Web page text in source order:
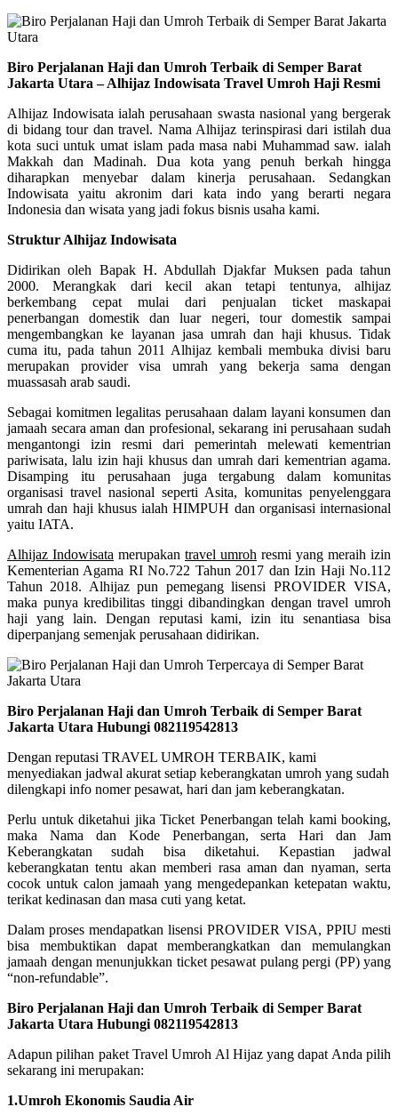
Biro Perjalanan Haji dan Umroh Terbaik di Semper Barat
Jakarta Utara – Alhijaz Indowisata Travel Umroh Haji Resmi
Alhijaz Indowisata ialah perusahaan swasta nasional yang bergerak
di bidang tour dan travel. Nama Alhijaz terinspirasi dari istilah dua
kota suci untuk umat islam pada masa nabi Muhammad saw. ialah
Makkah dan Madinah. Dua kota yang penuh berkah hingga
diharapkan menyebar dalam kinerja perusahaan. Sedangkan
Indowisata yaitu akronim dari kata indo yang berarti negara
Indonesia dan wisata yang jadi fokus bisnis usaha kami.
Struktur Alhijaz Indowisata
Didirikan oleh Bapak H. Abdullah Djakfar Muksen pada tahun
2000. Merangkak dari kecil akan tetapi tentunya, alhijaz
berkembang cepat mulai dari penjualan ticket maskapai
penerbangan domestik dan luar negeri, tour domestik sampai
mengembangkan ke layanan jasa umrah dan haji khusus. Tidak
cuma itu, pada tahun 2011 Alhijaz kembali membuka divisi baru
merupakan provider visa umrah yang bekerja sama dengan
muassasah arab saudi.
Sebagai komitmen legalitas perusahaan dalam layani konsumen dan
jamaah secara aman dan profesional, sekarang ini perusahaan sudah
mengantongi izin resmi dari pemerintah melewati kementrian
pariwisata, lalu izin haji khusus dan umrah dari kementrian agama.
Disamping itu perusahaan juga tergabung dalam komunitas
organisasi travel nasional seperti Asita, komunitas penyelenggara
umrah dan haji khusus ialah HIMPUH dan organisasi internasional
yaitu IATA.
Alhijaz Indowisata merupakan travel umroh resmi yang meraih izin
Kementerian Agama RI No.722 Tahun 2017 dan Izin Haji No.112
Tahun 2018. Alhijaz pun pemegang lisensi PROVIDER VISA,
maka punya kredibilitas tinggi dibandingkan dengan travel umroh
haji yang lain. Dengan reputasi kami, izin itu senantiasa bisa
diperpanjang semenjak perusahaan didirikan.
Biro Perjalanan Haji dan Umroh Terbaik di Semper Barat
Jakarta Utara Hubungi 082119542813
Dengan reputasi TRAVEL UMROH TERBAIK, kami
menyediakan jadwal akurat setiap keberangkatan umroh yang sudah
dilengkapi info nomer pesawat, hari dan jam keberangkatan.
Perlu untuk diketahui jika Ticket Penerbangan telah kami booking,
maka Nama dan Kode Penerbangan, serta Hari dan Jam
Keberangkatan sudah bisa diketahui. Kepastian jadwal
keberangkatan tentu akan memberi rasa aman dan nyaman, serta
cocok untuk calon jamaah yang mengedepankan ketepatan waktu,
terikat kedinasan dan masa cuti yang ketat.
Dalam proses mendapatkan lisensi PROVIDER VISA, PPIU mesti
bisa membuktikan dapat memberangkatkan dan memulangkan
jamaah dengan menunjukkan ticket pesawat pulang pergi (PP) yang
“non-refundable”.
Biro Perjalanan Haji dan Umroh Terbaik di Semper Barat
Jakarta Utara Hubungi 082119542813
Adapun pilihan paket Travel Umroh Al Hijaz yang dapat Anda pilih
sekarang ini merupakan:
1.Umroh Ekonomis Saudia Air